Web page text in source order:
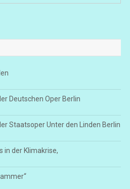
Deutschen Oper Berlin
Staatsoper Unter den Linden Berlin
in der Klimakrise,